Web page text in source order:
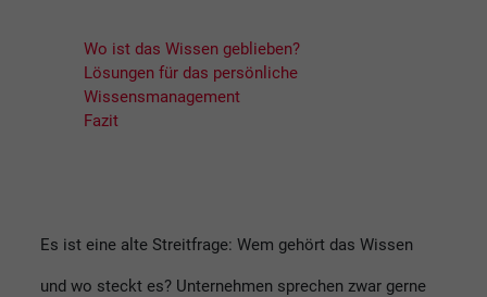
Wo ist das Wissen geblieben?
Lösungen für das persönliche
Wissensmanagement
Fazit
Es ist eine alte Streitfrage: Wem gehört das Wissen
und wo steckt es? Unternehmen sprechen zwar gerne